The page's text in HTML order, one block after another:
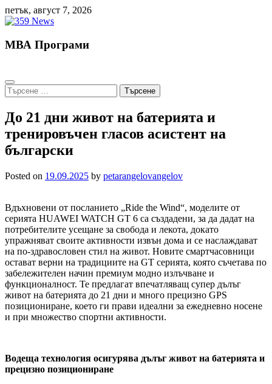
Skip
to
петък, август 7, 2026
МВА Програми
Търсене
за:
До 21 дни живот на батерията и
тренировъчен гласов асистент на
български
Posted on 19.09.2025 by petarangelovangelov
Вдъхновени от посланието „Ride the Wind“, моделите от
серията HUAWEI WATCH GT 6 са създадени, за да дадат на
потребителите усещане за свобода и лекота, докато
упражняват своите активности извън дома и се наслаждават
на по-здравословен стил на живот. Новите смартчасовници
остават верни на традициите на GT серията, която съчетава по
забележителен начин премиум модно излъчване и
функционалност. Те предлагат впечатляващ супер дълъг
живот на батерията до 21 дни и много прецизно GPS
позициониране, което ги прави идеални за ежедневно носене
и при множество спортни активности.
Водеща технология осигурява дълъг живот на батерията и
прецизно позициониране